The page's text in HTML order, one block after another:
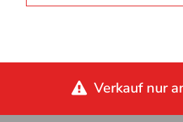
Verkauf nur